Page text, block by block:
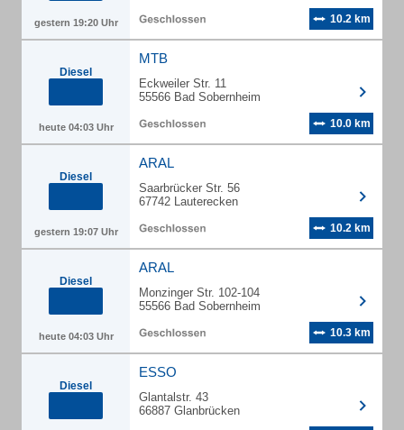
gestern 19:20 Uhr 10.2 km
Diesel
heute 04:03 Uhr
MTB
Eckweiler Str. 11
55566 Bad Sobernheim
10.0 km
Diesel
gestern 19:07 Uhr
ARAL
Saarbrücker Str. 56
67742 Lauterecken
10.2 km
Diesel
heute 04:03 Uhr
ARAL
Monzinger Str. 102-104
55566 Bad Sobernheim
10.3 km
Diesel
ESSO
Glantalstr. 43
66887 Glanbrücken